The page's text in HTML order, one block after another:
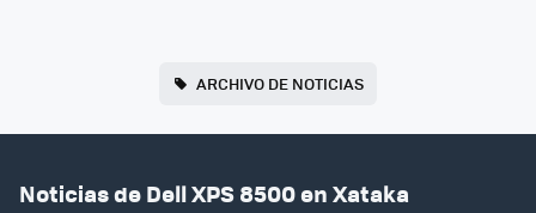
ARCHIVO DE NOTICIAS
Noticias de Dell XPS 8500 en Xataka